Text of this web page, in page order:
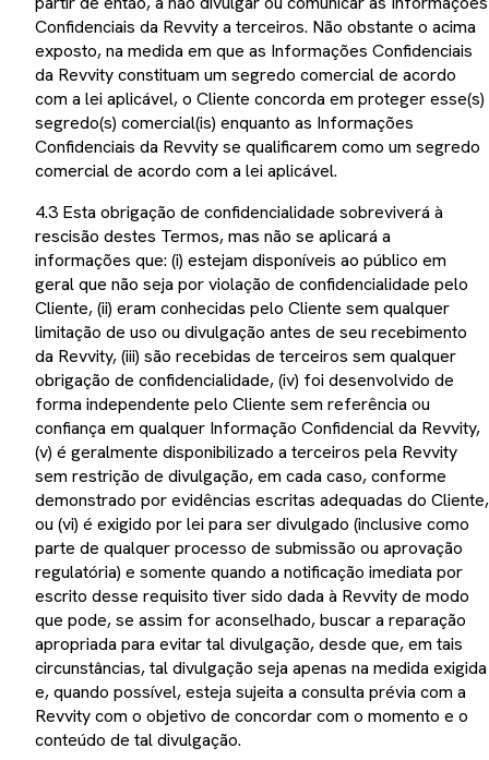
Confidenciais da Revvity a terceiros. Não obstante o acima
exposto, na medida em que as Informações Confidenciais
da Revvity constituam um segredo comercial de acordo
com a lei aplicável, o Cliente concorda em proteger esse(s)
segredo(s) comercial(is) enquanto as Informações
Confidenciais da Revvity se qualificarem como um segredo
comercial de acordo com a lei aplicável.
4.3 Esta obrigação de confidencialidade sobreviverá à
rescisão destes Termos, mas não se aplicará a
informações que: (i) estejam disponíveis ao público em
geral que não seja por violação de confidencialidade pelo
Cliente, (ii) eram conhecidas pelo Cliente sem qualquer
limitação de uso ou divulgação antes de seu recebimento
da Revvity, (iii) são recebidas de terceiros sem qualquer
obrigação de confidencialidade, (iv) foi desenvolvido de
forma independente pelo Cliente sem referência ou
confiança em qualquer Informação Confidencial da Revvity,
(v) é geralmente disponibilizado a terceiros pela Revvity
sem restrição de divulgação, em cada caso, conforme
demonstrado por evidências escritas adequadas do Cliente,
ou (vi) é exigido por lei para ser divulgado (inclusive como
parte de qualquer processo de submissão ou aprovação
regulatória) e somente quando a notificação imediata por
escrito desse requisito tiver sido dada à Revvity de modo
que pode, se assim for aconselhado, buscar a reparação
apropriada para evitar tal divulgação, desde que, em tais
circunstâncias, tal divulgação seja apenas na medida exigida
e, quando possível, esteja sujeita a consulta prévia com a
Revvity com o objetivo de concordar com o momento e o
conteúdo de tal divulgação.